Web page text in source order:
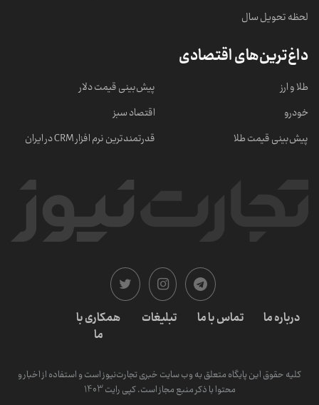
لحظه تحویل سال
داغ‌ترین‌های اقتصادی
طلا و ارز
خودرو
پیش‌بینی قیمت طلا
پیش‌بینی قیمت دلار
اقتصاد سبز
قدرتمندترین نرم‌ افزار CRM در ایران
درباره ما تماس با ما تبلیغات
همکاری با
ما
کلیه حقوق این پایگاه متعلق به وب سایت خبری تجارت‌نیوز است و استفاده از اخبار و
محتوا با ذکر منبع مجاز است. کپی رایت 1403